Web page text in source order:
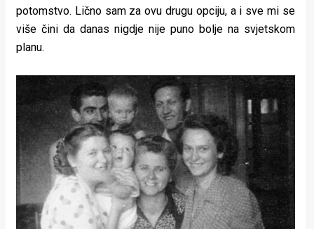
potomstvo. Lično sam za ovu drugu opciju, a i sve mi se
više čini da danas nigdje nije puno bolje na svjetskom
planu.